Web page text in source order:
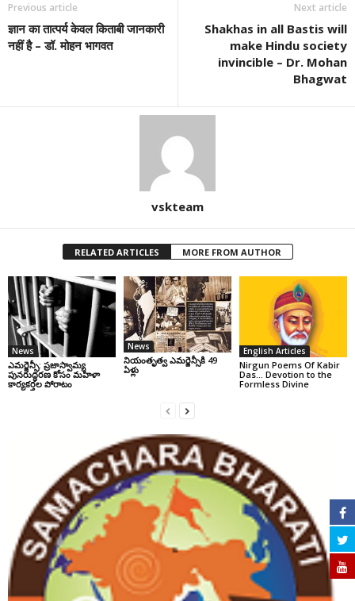
Previous article
ज्ञान का तात्पर्य केवल किताबी जानकारी
नहीं है – डॉ. मोहन भागवत
Next article
Shakhas in all Bastis will
make Hindu society
invincible – Dr. Mohan
Bhagwat
vskteam
RELATED ARTICLES MORE FROM AUTHOR
News
ఎమర్జెన్సీ: ప్రజాస్వామ్య
పునరుద్ధరణ కోసం మహిళా
కార్యకర్తల పోరాటం
News
నియంతృత్వ ఎమర్జెన్సీకి 49
ఏళ్లు
English Articles
Nirgun Poems Of Kabir
Das… Devotion to the
Formless Divine